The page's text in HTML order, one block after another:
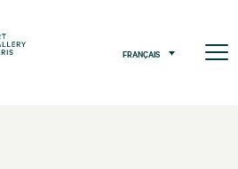
FRANÇAIS